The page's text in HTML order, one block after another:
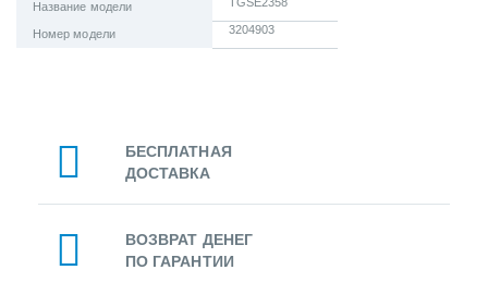
Название модели TGSE2358
Номер модели 3204903
БЕСПЛАТНАЯ
ДОСТАВКА
ВОЗВРАТ ДЕНЕГ
ПО ГАРАНТИИ